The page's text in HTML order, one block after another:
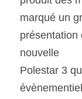
marqué un
présentation
nouvelle
Polestar 3